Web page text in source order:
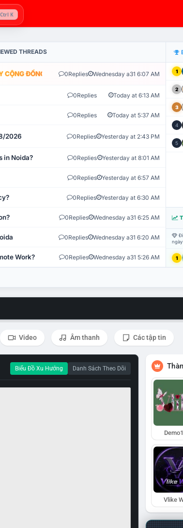
Ctrl K
THREADS
ĐỒNG VLIKE.VN: HỆ THỐNG GIÁM SÁT TỰ
0Replies Wednesday a31 6:07 AM
0Replies Today at 6:13 AM
0Replies Today at 5:37 AM
2026 0Replies Yesterday at 2:43 PM
in Noida? 0Replies Yesterday at 8:01 AM
0Replies Yesterday at 6:57 AM
0Replies Yesterday at 6:30 AM
0Replies Wednesday a31 6:25 AM
0Replies Wednesday a31 6:20 AM
Work? 0Replies Wednesday a31 5:26 AM
1
2
3
4
5
1
Video Âm thanh Các tập tin
Biểu Đồ Xu Hướng Danh Sách Theo Dõi
Vlike